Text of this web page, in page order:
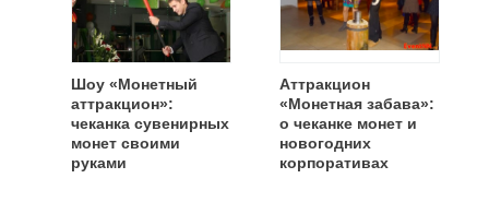
Шоу «Монетный
аттракцион»:
чеканка сувенирных
монет своими
руками
Аттракцион
«Монетная забава»:
о чеканке монет и
новогодних
корпоративах